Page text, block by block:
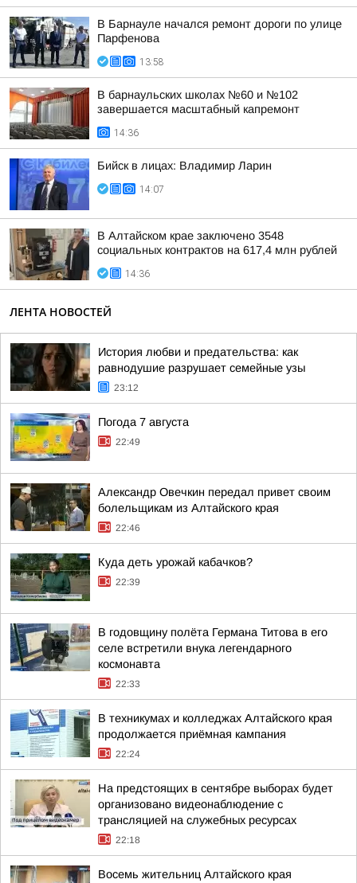
В Барнауле начался ремонт дороги по улице
Парфенова
13:58
В барнаульских школах №60 и №102
завершается масштабный капремонт
14:36
Бийск в лицах: Владимир Ларин
14:07
В Алтайском крае заключено 3548
социальных контрактов на 617,4 млн рублей
14:36
ЛЕНТА НОВОСТЕЙ
История любви и предательства: как
равнодушие разрушает семейные узы
23:12
Погода 7 августа
22:49
Александр Овечкин передал привет своим
болельщикам из Алтайского края
22:46
Куда деть урожай кабачков?
22:39
В годовщину полёта Германа Титова в его
селе встретили внука легендарного
космонавта
22:33
В техникумах и колледжах Алтайского края
продолжается приёмная кампания
22:24
На предстоящих в сентябре выборах будет
организовано видеонаблюдение с
трансляцией на служебных ресурсах
22:18
Восемь жительниц Алтайского края